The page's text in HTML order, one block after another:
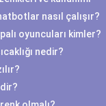
nasıl çalışır?
oyuncuları kimler?
nedir?